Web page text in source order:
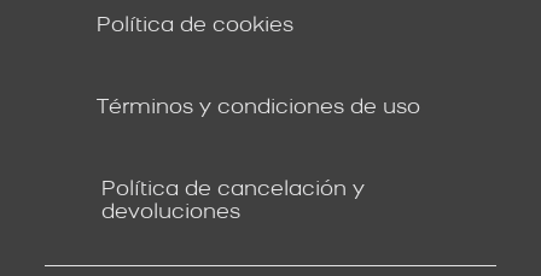
Política de cookies
Términos y condiciones de uso
Política de cancelación y
devoluciones